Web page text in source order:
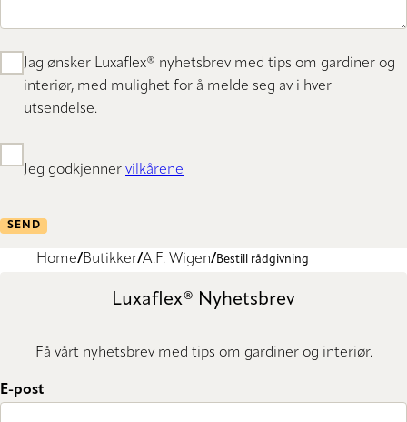
Jag ønsker Luxaflex® nyhetsbrev med tips om gardiner og
interiør, med mulighet for å melde seg av i hver
utsendelse.
Jeg godkjenner vilkårene
SEND
Home Butikker A.F. Wigen Bestill rådgivning
Luxaflex® Nyhetsbrev
Få vårt nyhetsbrev med tips om gardiner og interiør.
E-post